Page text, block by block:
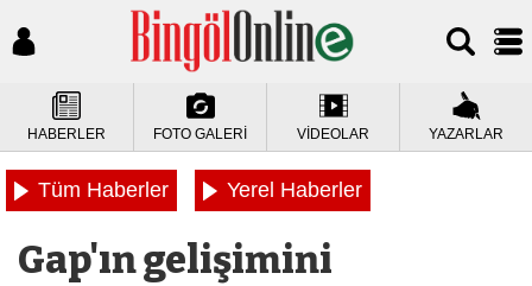
HABERLER FOTO GALERİ VİDEOLAR YAZARLAR
Tüm Haberler Yerel Haberler
Gap'ın gelişimini